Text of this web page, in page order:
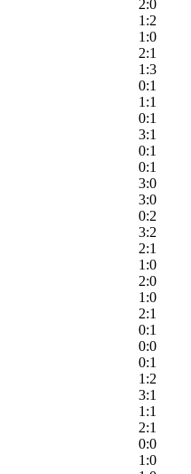
2:0
1:2
1:0
2:1
1:3
0:1
1:1
0:1
3:1
0:1
0:1
3:0
3:0
0:2
3:2
2:1
1:0
2:0
1:0
2:1
0:1
0:0
0:1
1:2
3:1
1:1
2:1
0:0
1:0